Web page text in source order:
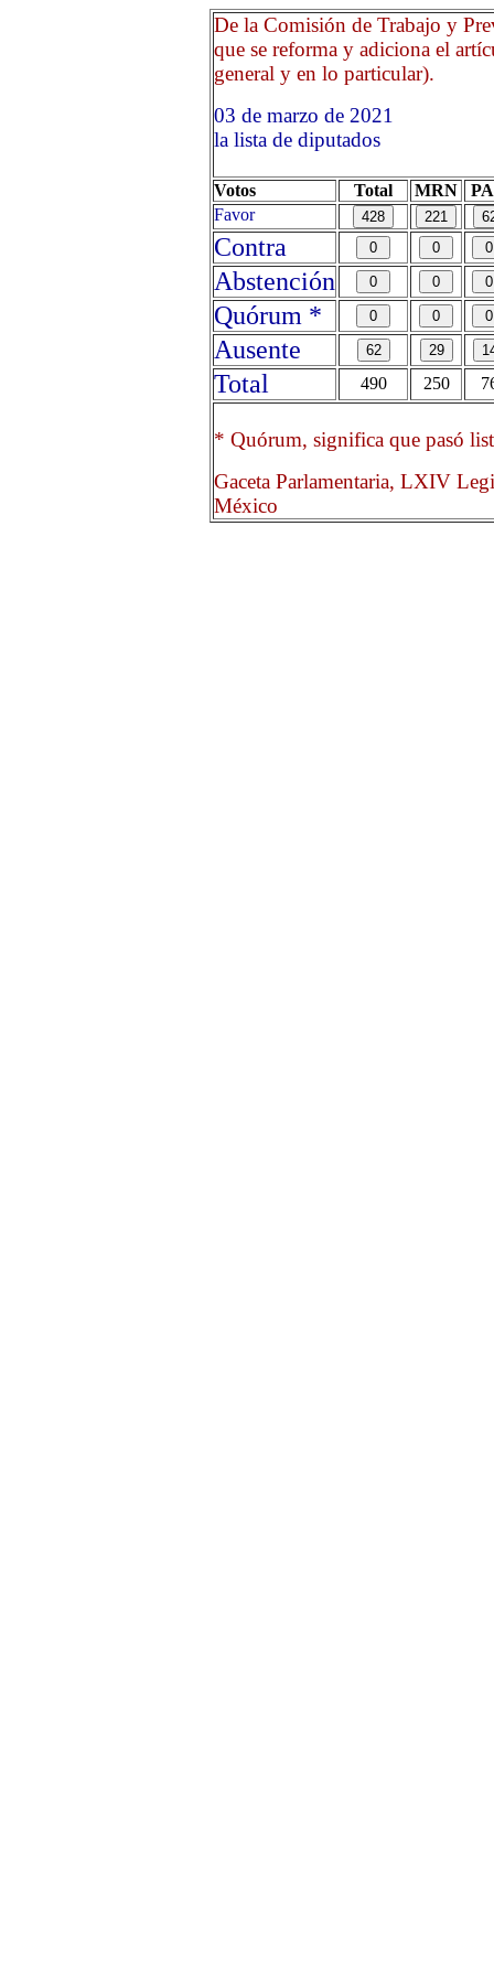
De la Comisión de Trabajo y
que se reforma y adiciona el
general y en lo particular).
03 de marzo de 2021
la lista de diputados
Votos Total MRN
Favor
Contra
Abstención
Quórum *
Ausente
Total
490 250
* Quórum, significa que pasó
Gaceta Parlamentaria, LXIV
México